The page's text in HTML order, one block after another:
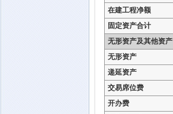
在建工程净额
固定资产合计
无形资产及其他资产
无形资产
递延资产
交易席位费
开办费